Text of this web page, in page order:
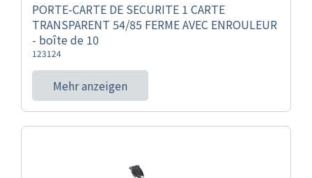
PORTE-CARTE DE SECURITE 1 CARTE
TRANSPARENT 54/85 FERME AVEC ENROULEUR
- boîte de 10
123124
Mehr anzeigen